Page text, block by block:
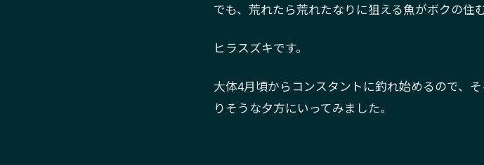
でも、荒れたら荒れたなりに狙える魚がボクの住
ヒラスズキです。
大体4月頃からコンスタントに釣れ始めるので、
りそうな夕方にいってみました。